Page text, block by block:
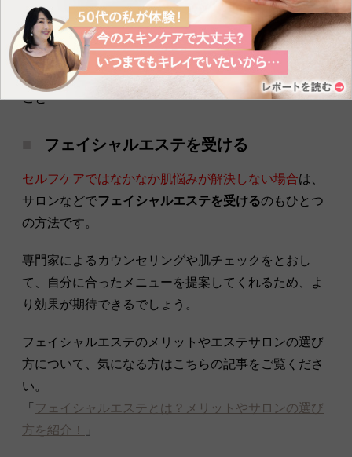
イクリーム、シミが気になる場合は美白ケアに特化し
たアイテムを選ぶのがおすすめです。
※エイジングケア：年齢肌にハリやうるおいを与える
こと
フェイシャルエステを受ける
セルフケアではなかなか肌悩みが解決しない場合は、
サロンなどでフェイシャルエステを受けるのもひとつ
の方法です。
専門家によるカウンセリングや肌チェックをとおし
て、自分に合ったメニューを提案してくれるため、よ
り効果が期待できるでしょう。
フェイシャルエステのメリットやエステサロンの選び
方について、気になる方はこちらの記事をご覧くださ
い。
「 フェイシャルエステとは？メリットやサロンの選び
方を紹介！
」